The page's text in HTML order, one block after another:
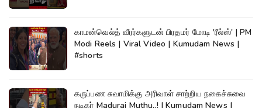
காமன்வெல்த் வீரர்களுடன் பிரதமர் மோடி 'ரீல்ஸ்' | PM
Modi Reels | Viral Video | Kumudam News |
#shorts
கருப்பண சுவாமிக்கு அரிவாள் சாற்றிய நகைச்சுவை
நடிகர் Madurai Muthu..! | Kumudam News |